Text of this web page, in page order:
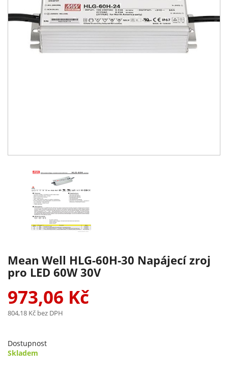
Mean Well HLG-60H-30 Napájecí zroj
pro LED 60W 30V
973,06 Kč
804,18 Kč bez DPH
Dostupnost
Skladem